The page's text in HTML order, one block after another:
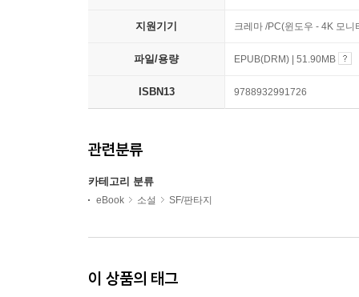
지원기기 크레마 /PC(윈도우 - 4K 모
파일/용량 EPUB(DRM) | 51.90MB
ISBN13 9788932991726
관련분류
카테고리 분류
eBook 소설 SF/판타지
이 상품의 태그